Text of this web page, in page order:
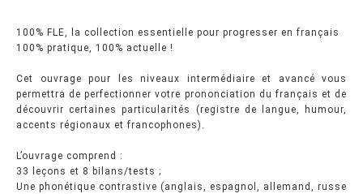
100% FLE, la collection essentielle pour progresser en français
100% pratique, 100% actuelle !
Cet ouvrage pour les niveaux intermédiaire et avancé vous
permettra de perfectionner votre prononciation du français et de
découvrir certaines particularités (registre de langue, humour,
accents régionaux et francophones).
L’ouvrage comprend :
33 leçons et 8 bilans/tests ;
Une phonétique contrastive (anglais, espagnol, allemand, russe